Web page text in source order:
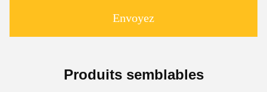
Envoyez
Produits semblables